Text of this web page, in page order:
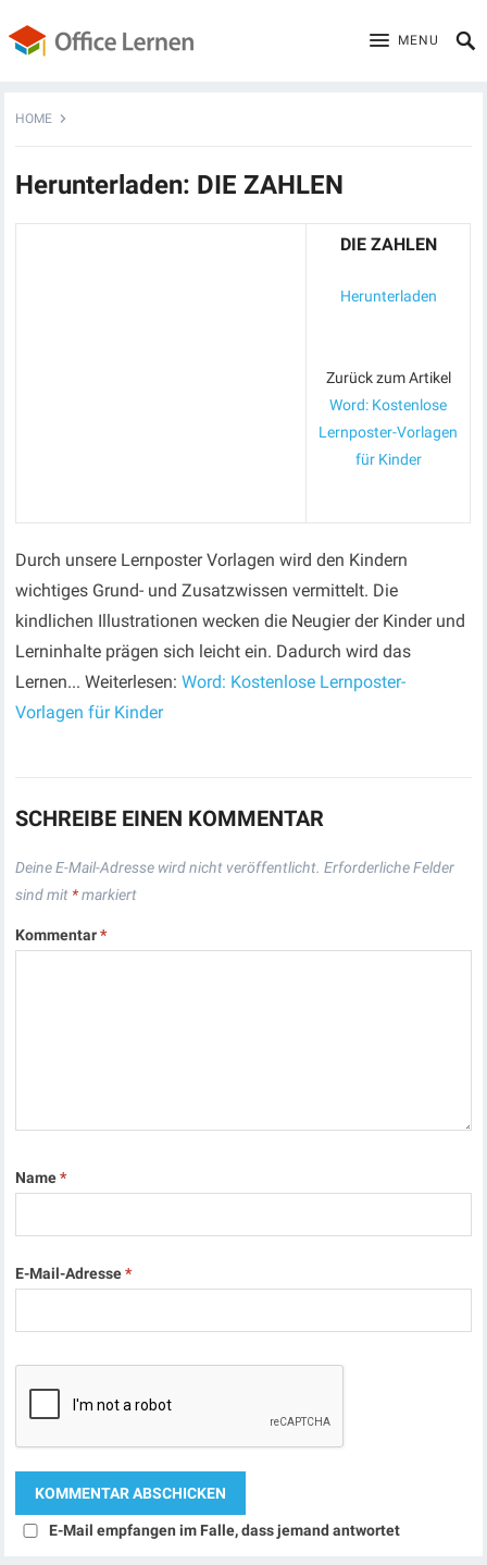
MENU
HOME
Herunterladen: DIE ZAHLEN
DIE ZAHLEN
Herunterladen
Zurück zum Artikel
Word: Kostenlose
Lernposter-Vorlagen
für Kinder
Durch unsere Lernposter Vorlagen wird den Kindern
wichtiges Grund- und Zusatzwissen vermittelt. Die
kindlichen Illustrationen wecken die Neugier der Kinder und
Lerninhalte prägen sich leicht ein. Dadurch wird das
Lernen... Weiterlesen:Word: Kostenlose Lernposter-
Vorlagen für Kinder
SCHREIBE EINEN KOMMENTAR
Deine E-Mail-Adresse wird nicht veröffentlicht. Erforderliche Felder
sind mit *markiert
Kommentar*
Name*
E-Mail-Adresse*
E-Mail empfangen im Falle, dass jemand antwortet